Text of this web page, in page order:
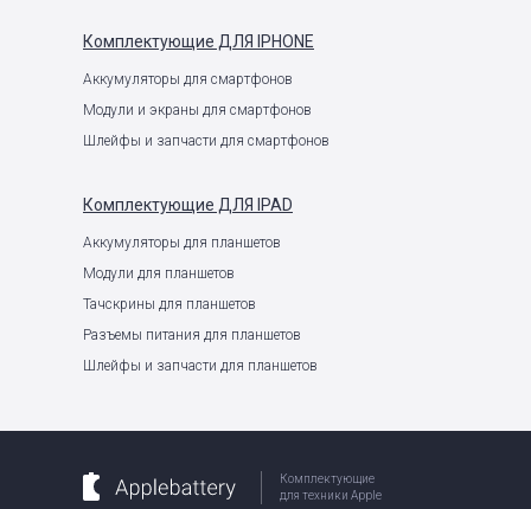
Комплектующие ДЛЯ IPHONE
Аккумуляторы для смартфонов
Модули и экраны для смартфонов
Шлейфы и запчасти для смартфонов
Комплектующие ДЛЯ IPAD
Аккумуляторы для планшетов
Модули для планшетов
Тачскрины для планшетов
Разъемы питания для планшетов
Шлейфы и запчасти для планшетов
Комплектующие
для техники Apple